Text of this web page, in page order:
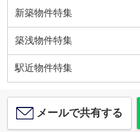
新築物件特集
築浅物件特集
駅近物件特集
メールで共有する